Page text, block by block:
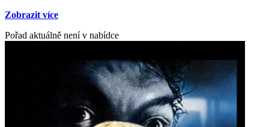
Zobrazit více
Pořad aktuálně není v nabídce